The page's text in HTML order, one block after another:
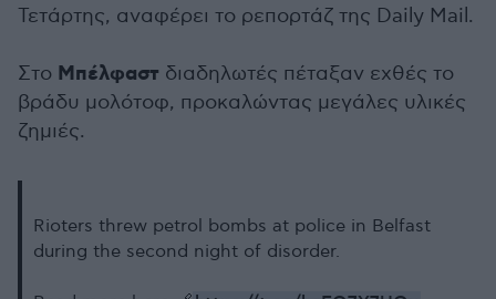
Τετάρτης, αναφέρει το ρεπορτάζ της Daily Mail.
Στο Μπέλφαστ διαδηλωτές πέταξαν εχθές το
βράδυ μολότοφ, προκαλώντας μεγάλες υλικές
ζημιές.
Rioters threw petrol bombs at police in Belfast
during the second night of disorder.